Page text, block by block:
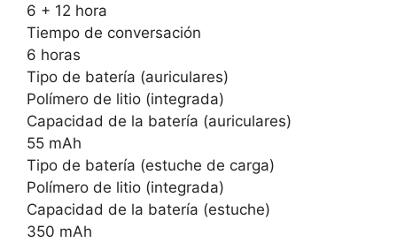
6 + 12 hora
Tiempo de conversación
6 horas
Tipo de batería (auriculares)
Polímero de litio (integrada)
Capacidad de la batería (auriculares)
55 mAh
Tipo de batería (estuche de carga)
Polímero de litio (integrada)
Capacidad de la batería (estuche)
350 mAh